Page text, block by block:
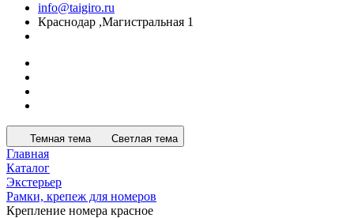
info@taigiro.ru
Краснодар ,Магистральная 1
Темная тема Светлая тема
Главная
Каталог
Экстерьер
Рамки, крепеж для номеров
Крепление номера красное